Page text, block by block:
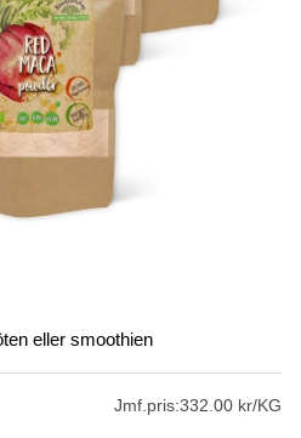
eller smoothien
Jmf.pris:332.00 kr/KG